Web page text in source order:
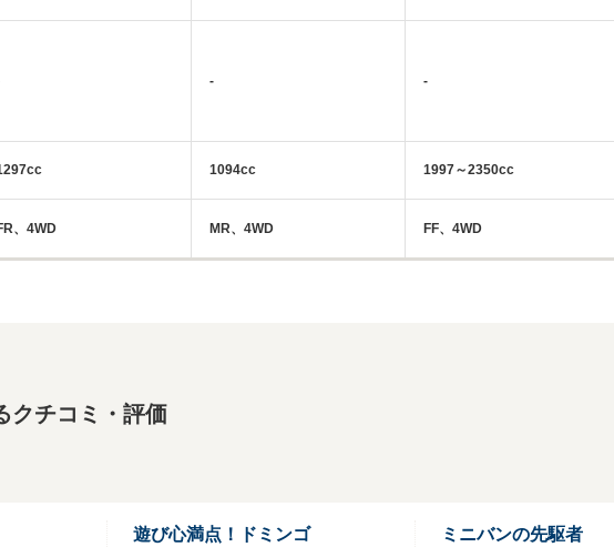
、4WD
-
1094cc
MR、4WD
-
1997～2350cc
FF、4WD
クチコミ・評価
遊び心満点！ドミンゴ ミニバンの先駆者